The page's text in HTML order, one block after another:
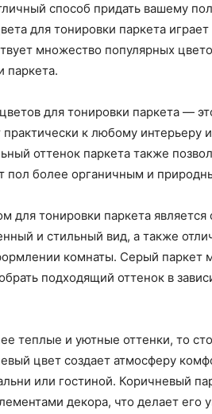
способ придать вашему
для тонировки паркета
множество популярных
паркета.
для тонировки паркета —
практически к любому интерьеру
оттенок паркета также
пол более органичным и
для тонировки паркета
и стильный вид, а также
комнаты. Серый паркет
подходящий оттенок в
теплые и уютные оттенки, то
цвет создает атмосферу
или гостиной. Коричневый
декора, что делает